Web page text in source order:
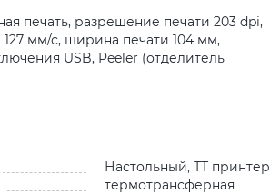
печать, разрешение печати 203 dpi,
127 мм/с, ширина печати 104 мм,
USB, Peeler (отделитель
Настольный, ТТ принтер
термотрансферная